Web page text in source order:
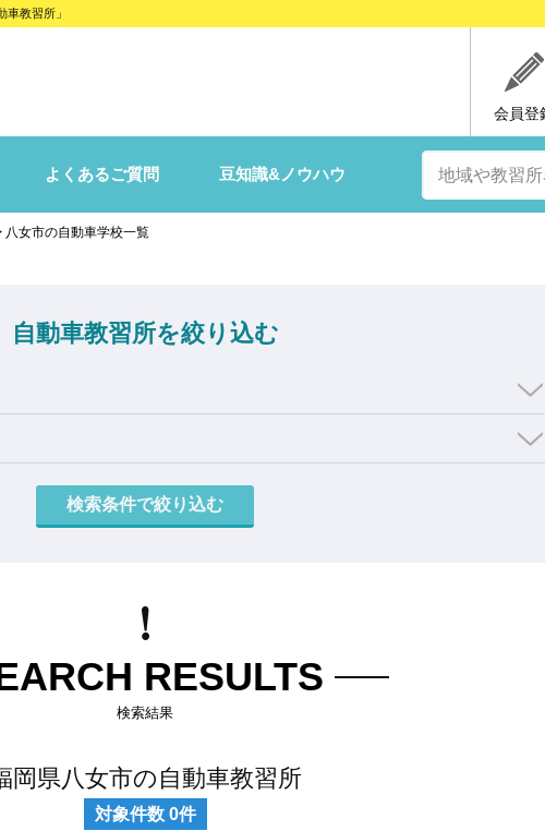
教習所」
会員登
よくあるご質問 豆知識&ノウハウ
八女市の自動車学校一覧
自動車教習所を絞り込む
RESULTS
検索結果
岡県八女市の自動車教習所
対象件数 0件